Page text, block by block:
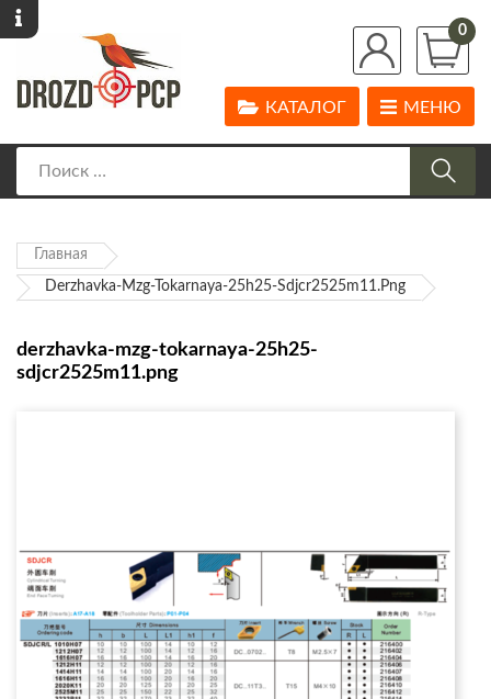
0
МЕНЮ
КАТАЛОГ
Главная
Derzhavka-Mzg-Tokarnaya-25h25-Sdjcr2525m11.png
derzhavka-mzg-tokarnaya-25h25-
sdjcr2525m11.png